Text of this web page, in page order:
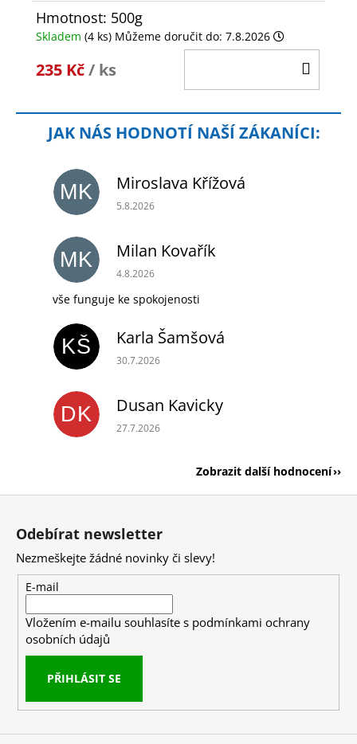
Hmotnost: 500g
Skladem (4 ks) Můžeme doručit do: 7.8.2026
235 Kč/ ks
MK Miroslava Křížová
Hodnocení obchodu je 5 z 5 hvězdiček.
5.8.2026
MK Milan Kovařík
Hodnocení obchodu je 5 z 5 hvězdiček.
4.8.2026
vše funguje ke spokojenosti
KŠ Karla Šamšová
Hodnocení obchodu je 5 z 5 hvězdiček.
30.7.2026
DK Dusan Kavicky
Hodnocení obchodu je 5 z 5 hvězdiček.
27.7.2026
Zobrazit další hodnocení
Odebírat newsletter
Nezmeškejte žádné novinky či slevy!
E-mail
Vložením e-mailu souhlasíte s podmínkami ochrany
osobních údajů
PŘIHLÁSIT SE